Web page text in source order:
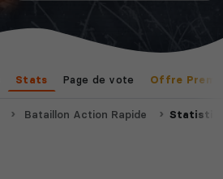
Stats Page de vote Offre
Bataillon Action Rapide